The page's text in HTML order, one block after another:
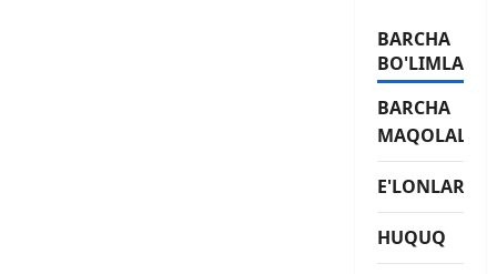
BARCHA
BO'LIMLAR
BARCHA
MAQOLALAR
E'LONLAR
HUQUQ